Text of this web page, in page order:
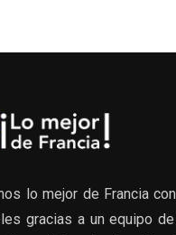
lo mejor de Francia
gracias a un equipo